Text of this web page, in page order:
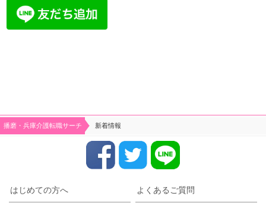
播磨・兵庫介護転職サーチ 新着情報
はじめての方へ よくあるご質問